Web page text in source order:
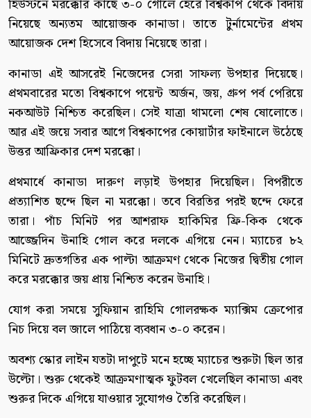
হিউস্টনে মরক্কোর কাছে ৩-০ গোলে হেরে বিশ্বকাপ থেকে বিদায়
নিয়েছে অন্যতম আয়োজক কানাডা। তাতে টুর্নামেন্টের প্রথম
আয়োজক দেশ হিসেবে বিদায় নিয়েছে তারা।
কানাডা এই আসরেই নিজেদের সেরা সাফল্য উপহার দিয়েছে।
প্রথমবারের মতো বিশ্বকাপে পয়েন্ট অর্জন, জয়, গ্রুপ পর্ব পেরিয়ে
নকআউট নিশ্চিত করেছিল। সেই যাত্রা থামলো শেষ ষোলোতে।
আর এই জয়ে সবার আগে বিশ্বকাপের কোয়ার্টার ফাইনালে উঠেছে
উত্তর আফ্রিকার দেশ মরক্কো।
প্রথমার্ধে কানাডা দারুণ লড়াই উপহার দিয়েছিল। বিপরীতে
প্রত্যাশিত ছন্দে ছিল না মরক্কো। তবে বিরতির পরই ছন্দে ফেরে
তারা। পাঁচ মিনিট পর আশরাফ হাকিমির ফ্রি-কিক থেকে
আজ্জেদিন উনাহি গোল করে দলকে এগিয়ে নেন। ম্যাচের ৮২
মিনিটে দ্রুতগতির এক পাল্টা আক্রমণ থেকে নিজের দ্বিতীয় গোল
করে মরক্কোর জয় প্রায় নিশ্চিত করেন উনাহি।
যোগ করা সময়ে সুফিয়ান রাহিমি গোলরক্ষক ম্যাক্সিম ক্রেপোর
নিচ দিয়ে বল জালে পাঠিয়ে ব্যবধান ৩-০ করেন।
অবশ্য স্কোর লাইন যতটা দাপুটে মনে হচ্ছে ম্যাচের শুরুটা ছিল তার
উল্টো। শুরু থেকেই আক্রমণাত্মক ফুটবল খেলেছিল কানাডা এবং
শুরুর দিকে এগিয়ে যাওয়ার সুযোগও তৈরি করেছিল।